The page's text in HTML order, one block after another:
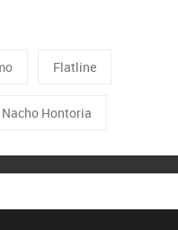
Flatline
Nacho Hontoria